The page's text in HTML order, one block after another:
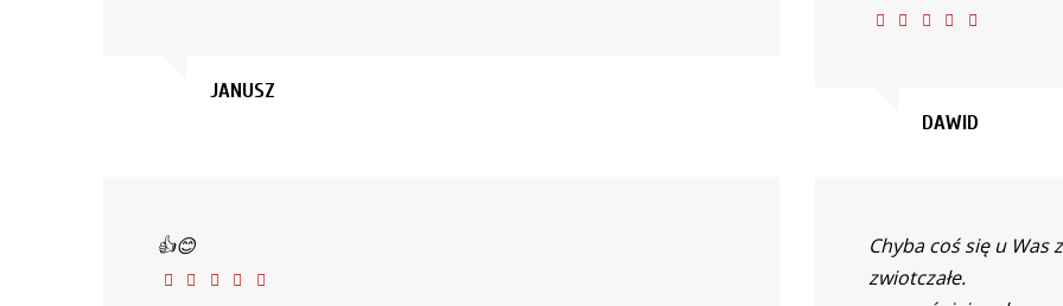
JANUSZ
DAWID
👍😊
Chyba coś się u Was
zwiotczałe.